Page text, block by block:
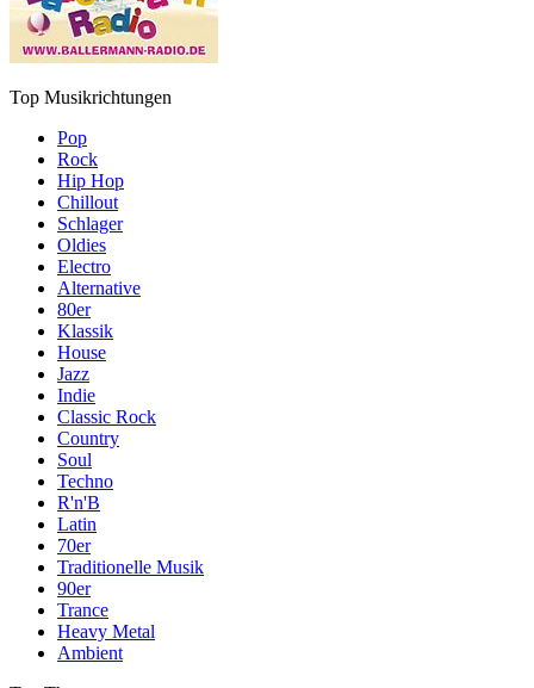
Top Musikrichtungen
Pop
Rock
Hip Hop
Chillout
Schlager
Oldies
Electro
Alternative
80er
Klassik
House
Jazz
Indie
Classic Rock
Country
Soul
Techno
R'n'B
Latin
70er
Traditionelle Musik
90er
Trance
Heavy Metal
Ambient